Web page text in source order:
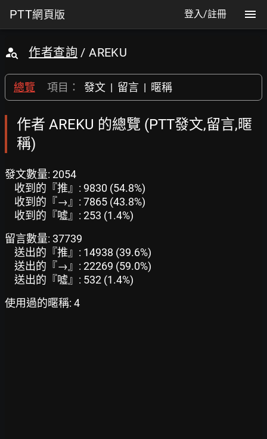
PTT網頁版 登入/註冊
作者查詢 / AREKU
總覽 項目： 發文 | 留言 | 暱稱
作者 AREKU 的總覽 (PTT發文,留言,暱
稱)
發文數量: 2054
收到的『推』: 9830 (54.8%)
收到的『→』: 7865 (43.8%)
收到的『噓』: 253 (1.4%)
留言數量: 37739
送出的『推』: 14938 (39.6%)
送出的『→』: 22269 (59.0%)
送出的『噓』: 532 (1.4%)
使用過的暱稱: 4